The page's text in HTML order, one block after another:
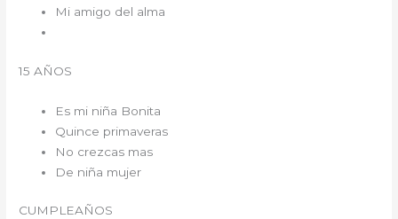
Mi amigo del alma
15 AÑOS
Es mi niña Bonita
Quince primaveras
No crezcas mas
De niña mujer
CUMPLEAÑOS